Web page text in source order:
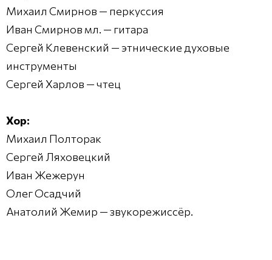
Михаил Смирнов — перкуссия
Иван Смирнов мл. — гитара
Сергей Клевенский — этнические духовые
инструменты
Сергей Харлов — чтец
Хор:
Михаил Полторак
Сергей Ляховецкий
Иван Жежерун
Олег Осадчий
Анатолий Жемир — звукорежиссёр.